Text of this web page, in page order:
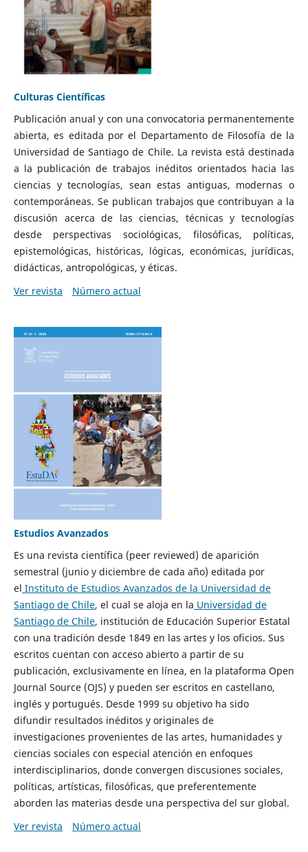
Culturas Científicas
Publicación anual y con una convocatoria permanentemente
abierta, es editada por el Departamento de Filosofía de la
Universidad de Santiago de Chile. La revista está destinada
a la publicación de trabajos inéditos orientados hacia las
ciencias y tecnologías, sean estas antiguas, modernas o
contemporáneas. Se publican trabajos que contribuyan a la
discusión acerca de las ciencias, técnicas y tecnologías
desde perspectivas sociológicas, filosóficas, políticas,
epistemológicas, históricas, lógicas, económicas, jurídicas,
didácticas, antropológicas, y éticas.
Ver revista
Número actual
Estudios Avanzados
Es una revista científica (peer reviewed) de aparición
semestral (junio y diciembre de cada año) editada por
el Instituto de Estudios Avanzados de la Universidad de
Santiago de Chile, el cual se aloja en la Universidad de
Santiago de Chile, institución de Educación Superior Estatal
con una tradición desde 1849 en las artes y los oficios. Sus
escritos cuentan con acceso abierto a partir de su
publicación, exclusivamente en línea, en la plataforma Open
Journal Source (OJS) y pueden ser escritos en castellano,
inglés y portugués. Desde 1999 su objetivo ha sido
difundir resultados inéditos y originales de
investigaciones provenientes de las artes, humanidades y
ciencias sociales con especial atención en enfoques
interdisciplinarios, donde convergen discusiones sociales,
políticas, artísticas, filosóficas, que preferentemente
aborden las materias desde una perspectiva del sur global.
Ver revista
Número actual